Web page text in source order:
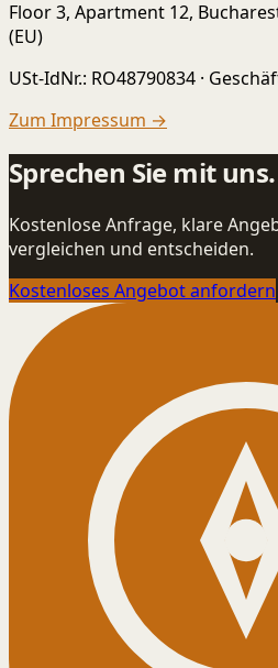
Floor 3, Apartment 12,
(EU)
USt-IdNr.: RO48790834 ·
Zum Impressum →
Sprechen Sie mit uns.
Kostenlose Anfrage, klare
vergleichen und entscheiden.
Kostenloses Angebot anfordern